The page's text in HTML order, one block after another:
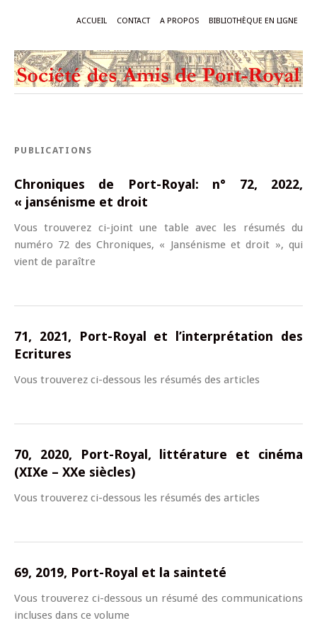
ACCUEIL CONTACT A PROPOS BIBLIOTHÈQUE EN LIGNE
PUBLICATIONS
Chroniques de Port-Royal: n° 72, 2022,
« jansénisme et droit
Vous trouverez ci-joint une table avec les résumés du
numéro 72 des Chroniques, « Jansénisme et droit », qui
vient de paraître
71, 2021, Port-Royal et l’interprétation des
Ecritures
Vous trouverez ci-dessous les résumés des articles
70, 2020, Port-Royal, littérature et cinéma
(XIXe – XXe siècles)
Vous trouverez ci-dessous les résumés des articles
69, 2019, Port-Royal et la sainteté
Vous trouverez ci-dessous un résumé des communications
incluses dans ce volume